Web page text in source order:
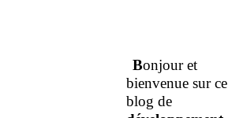
Bonjour et
bienvenue sur ce
blog de